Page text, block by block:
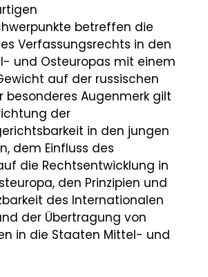
betreffen die
Verfassungsrechts in den
und Osteuropas mit einem
auf der russischen
besonderes Augenmerk gilt
der
in den jungen
dem Einfluss des
die Rechtsentwicklung in
den Prinzipien und
des Internationalen
der Übertragung von
in die Staaten Mittel- und